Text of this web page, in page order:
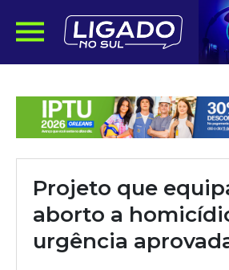
Projeto que
aborto a
urgência